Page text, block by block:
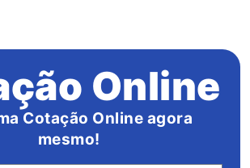
Online
Cotação Online agora
mesmo!